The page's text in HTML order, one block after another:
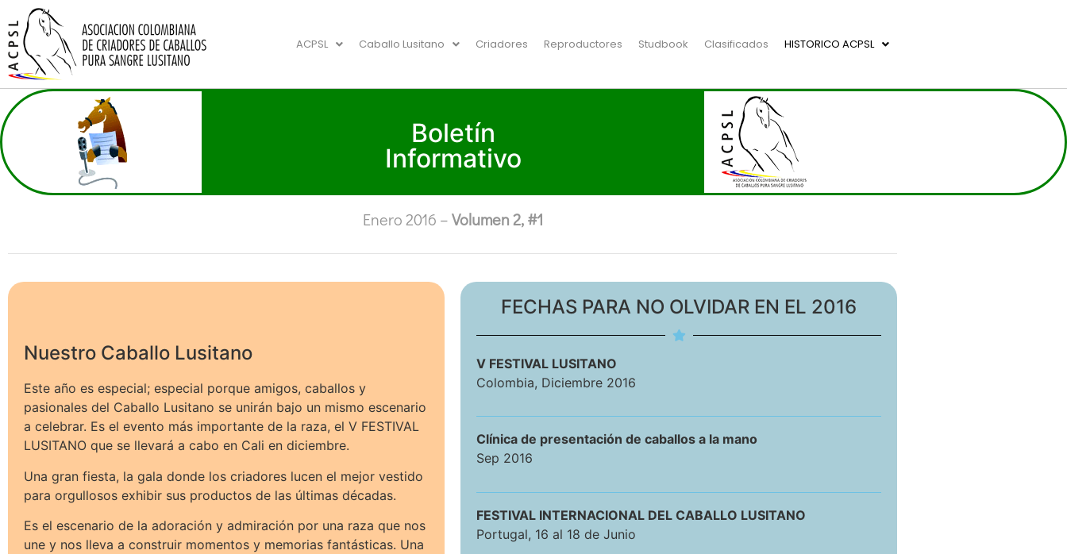
ACPSL Caballo Lusitano Criadores Reproductores Studbook Clasificados HISTORICO ACPSL
Boletín
Informativo
Enero 2016 –Volumen 2, #1
Nuestro Caballo Lusitano
Este año es especial; especial porque amigos, caballos y
pasionales del Caballo Lusitano se unirán bajo un mismo escenario
a celebrar. Es el evento más importante de la raza, el V FESTIVAL
LUSITANO que se llevará a cabo en Cali en diciembre.
Una gran fiesta, la gala donde los criadores lucen el mejor vestido
para orgullosos exhibir sus productos de las últimas décadas.
Es el escenario de la adoración y admiración por una raza que nos
une y nos lleva a construir momentos y memorias fantásticas. Una
FECHAS PARA NO OLVIDAR EN EL 2016
V FESTIVAL LUSITANO
Colombia, Diciembre 2016
Clínica de presentación de caballos a la mano
Sep 2016
FESTIVAL INTERNACIONAL DEL CABALLO LUSITANO
Portugal, 16 al 18 de Junio